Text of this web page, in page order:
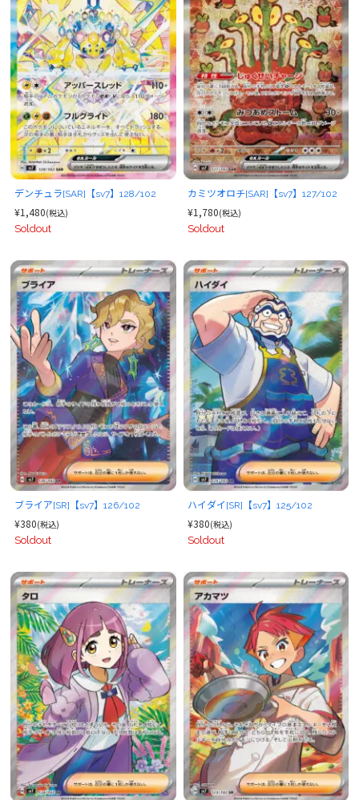
デンチュラ[SAR]【sv7】128/102
¥1,480(税込)
Soldout
カミツオロチ[SAR]【sv7】127/102
¥1,780(税込)
Soldout
ブライア[SR]【sv7】126/102
¥380(税込)
Soldout
ハイダイ[SR]【sv7】125/102
¥380(税込)
Soldout